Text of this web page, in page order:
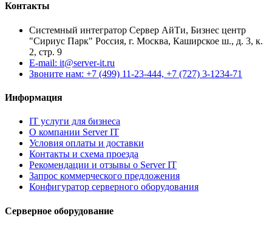
Контакты
Системный интегратор Сервер АйТи, Бизнес центр
"Сириус Парк" Россия, г. Москва, Каширское ш., д. 3, к.
2, стр. 9
E-mail: it@server-it.ru
Звоните нам: +7 (499) 11-23-444, +7 (727) 3-1234-71
Информация
IT услуги для бизнеса
О компании Server IT
Условия оплаты и доставки
Контакты и схема проезда
Рекомендации и отзывы о Server IT
Запрос коммерческого предложения
Конфигуратор серверного оборудования
Серверное оборудование